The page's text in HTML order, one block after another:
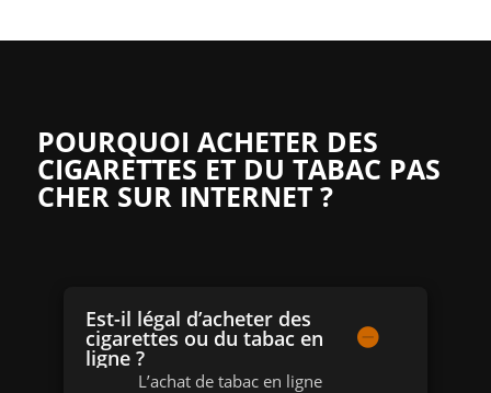
POURQUOI ACHETER DES
CIGARETTES ET DU TABAC PAS
CHER SUR INTERNET ?
Est-il légal d’acheter des
cigarettes ou du tabac en
ligne ?
L’achat de tabac en ligne